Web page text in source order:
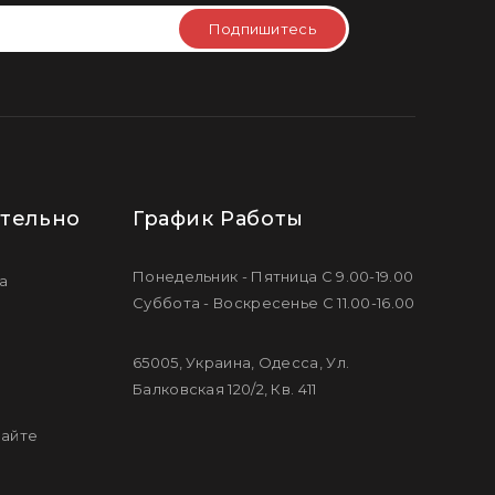
Подпишитесь
График Работы
Понедельник - Пятница С 9.00-19.00
Суббота - Воскресенье С 11.00-16.00
65005, Украина, Одесса, Ул.
Балковская 120/2, Кв. 411